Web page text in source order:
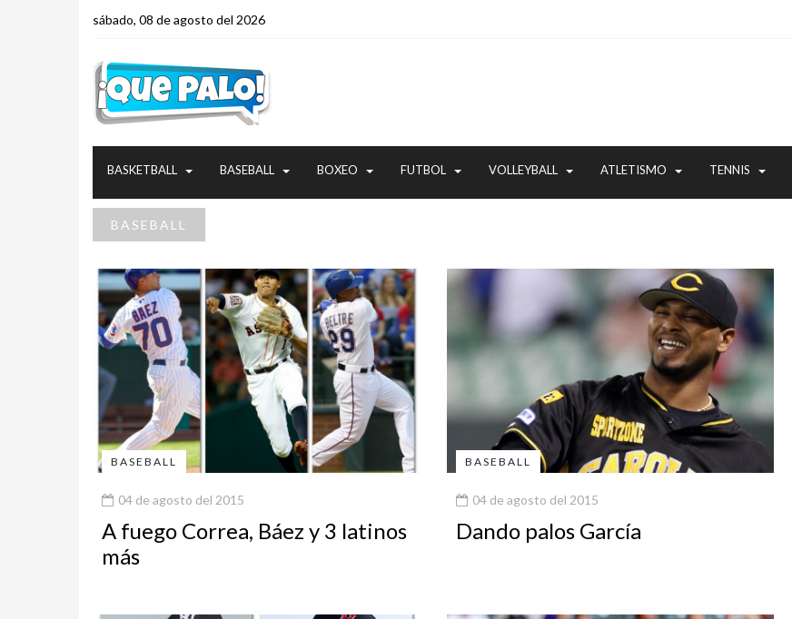
sábado, 08 de agosto del 2026
BASKETBALL BASEBALL BOXEO FUTBOL VOLLEYBALL ATLETISMO TENNIS
BASEBALL
BASEBALL
04 de agosto del 2015
A fuego Correa, Báez y 3 latinos
más
BASEBALL
04 de agosto del 2015
Dando palos García